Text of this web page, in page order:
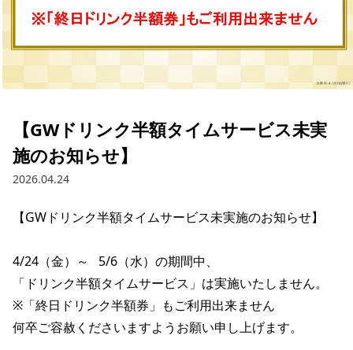
会社概要
沿革
経営陣
所在地
や台ずし
焼とりてっぱん
や台や
海老どて食堂
会長メッセージ
コーポレートガバナンス
財務情報
業績推移
株式情報
IRライブラリトップ
決算短信
IRカレンダー
株価情報
パート・アルバイト
店舗物件・店舗施工管理業者の募集
お問い合わせ
お問い合わせトップ
このサイトについて
プライバシーポリシー
リンク集
サイトマップ
【GWドリンク半額タイムサービス未実
施のお知らせ】
2026.04.24
【GWドリンク半額タイムサービス未実施のお知らせ】
4/24（金）～   5/6（水）の期間中、
「ドリンク半額タイムサービス」は実施いたしません。
※「終日ドリンク半額券」もご利用出来ません
何卒ご容赦くださいますようお願い申し上げます。